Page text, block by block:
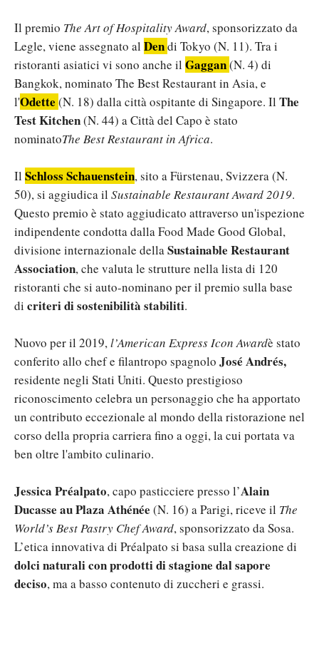
Il premio The Art of Hospitality Award, sponsorizzato da
Legle, viene assegnato al Dendi Tokyo (N. 11). Tra i
ristoranti asiatici vi sono anche il Gaggan(N. 4) di
Bangkok, nominato The Best Restaurant in Asia, e
l'Odette (N. 18) dalla città ospitante di Singapore. Il The
Test Kitchen(N. 44) a Città del Capo è stato
nominatoThe Best Restaurant in Africa.
Il Schloss Schauenstein, sito a Fürstenau, Svizzera (N.
50), si aggiudica il Sustainable Restaurant Award 2019.
Questo premio è stato aggiudicato attraverso un'ispezione
indipendente condotta dalla Food Made Good Global,
divisione internazionale dellaSustainable Restaurant
Association, che valuta le strutture nella lista di 120
ristoranti che si auto-nominano per il premio sulla base
di criteri di sostenibilità stabiliti.
Nuovo per il 2019,l’American Express Icon Awardè stato
conferito allo chef e filantropo spagnolo José Andrés,
residente negli Stati Uniti. Questo prestigioso
riconoscimento celebra un personaggio che ha apportato
un contributo eccezionale al mondo della ristorazione nel
corso della propria carriera fino a oggi, la cui portata va
ben oltre l'ambito culinario.
Jessica Préalpato, capo pasticciere presso l’Alain
Ducasse au Plaza Athénée (N. 16) a Parigi, riceve il The
World’s Best Pastry Chef Award, sponsorizzato da Sosa.
L’etica innovativa di Préalpato si basa sulla creazione di
dolci naturali con prodotti di stagione dal sapore
deciso, ma a basso contenuto di zuccheri e grassi.